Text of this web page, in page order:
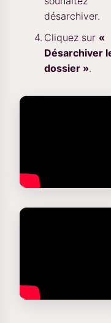
désarchiver.
Cliquez sur «
Désarchiver
dossier ».